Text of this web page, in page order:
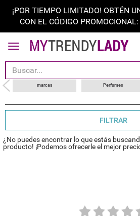
¡POR TIEMPO LIMITADO! OBTÉN
CON EL CÓDIGO
marcas Perfumes
ordenar por
categoría
choose your brand
FILTRAR
¿No puedes encontrar lo que estás
producto! ¡Podemos ofrecerle el mejor